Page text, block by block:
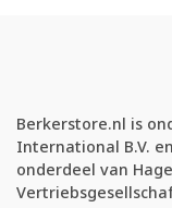
Berkerstore.nl is
International B.V.
onderdeel van